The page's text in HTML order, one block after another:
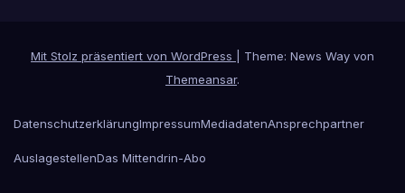
Mit Stolz präsentiert von WordPress
Theme: News Way von
Themeansar.
DatenschutzerklärungImpressumMediadatenAnsprechpartner
AuslagestellenDas Mittendrin-Abo